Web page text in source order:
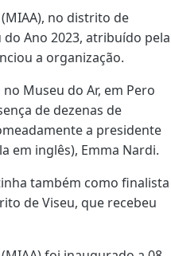
no distrito de
Ano 2023, atribuído pela
a organização.
Museu do Ar, em Pero
de dezenas de
a presidente
em inglês), Emma Nardi.
também como finalista
de Viseu, que recebeu